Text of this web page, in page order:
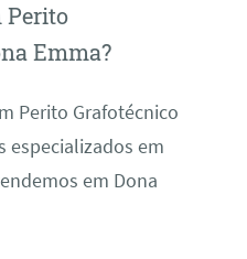
Perito
Emma?
Perito Grafotécnico
especializados em
em Dona